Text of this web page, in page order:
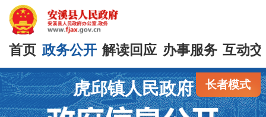
首页 政务公开 解读回应 办事服务 互动
长者模式
虎邱镇人民政府